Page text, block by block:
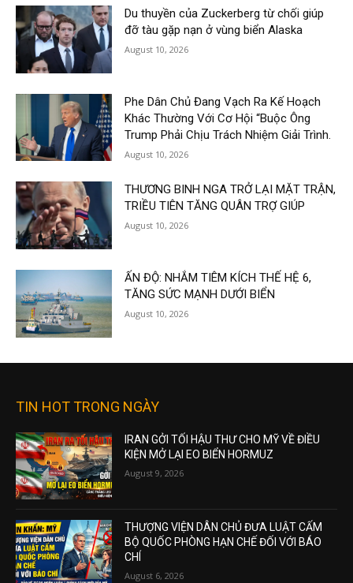
Du thuyền của Zuckerberg từ chối giúp
đỡ tàu gặp nạn ở vùng biển Alaska
August 10, 2026
Phe Dân Chủ Đang Vạch Ra Kế Hoạch
Khác Thường Với Cơ Hội “Buộc Ông
Trump Phải Chịu Trách Nhiệm Giải Trình.
August 10, 2026
THƯƠNG BINH NGA TRỞ LẠI MẶT TRẬN,
TRIỀU TIÊN TĂNG QUÂN TRỢ GIÚP
August 10, 2026
ẤN ĐỘ: NHẮM TIÊM KÍCH THẾ HỆ 6,
TĂNG SỨC MẠNH DƯỚI BIỂN
August 10, 2026
TIN HOT TRONG NGÀY
IRAN GỞI TỐI HẬU THƯ CHO MỸ VỀ ĐIỀU
KIỆN MỞ LẠI EO BIỂN HORMUZ
August 9, 2026
THƯỢNG VIỆN DÂN CHỦ ĐƯA LUẬT CẤM
BỘ QUỐC PHÒNG HẠN CHẾ ĐỐI VỚI BÁO
CHÍ
August 6, 2026